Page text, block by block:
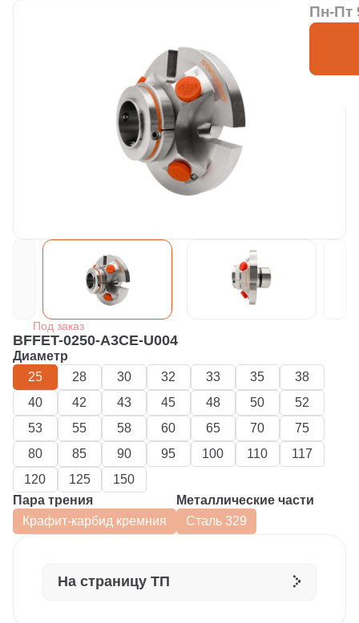
Под заказ
BFFET-0250-A3CE-U004
Диаметр
25
28 30 32 33 35
38
40
42 43 45 48 50
52
53
55 58 60 65 70
75
80
85 90 95 100 110
117
120
125
150
Пара трения
Крафит-карбид кремния
Металлические части
Сталь 329
На страницу ТП
Пн-Пт